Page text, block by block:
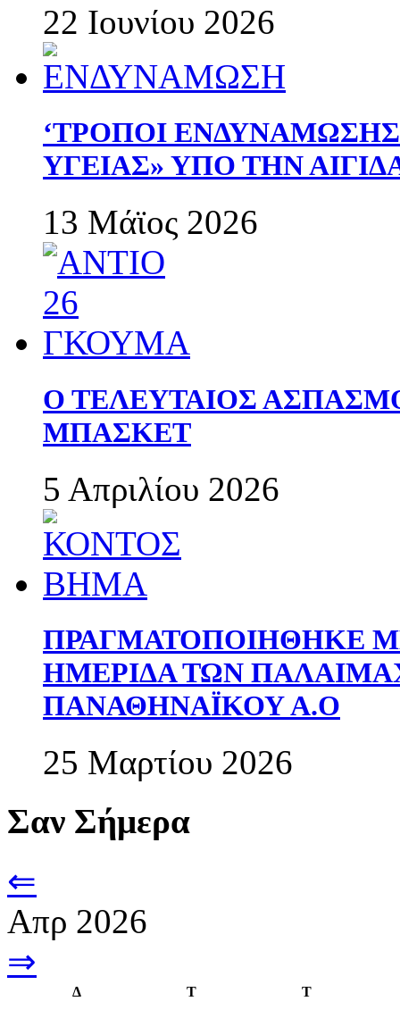
22 Ιουνίου 2026
‘ΤΡΟΠΟΙ
ΥΓΕΙΑΣ» ΥΠΟ ΤΗΝ
13 Μάϊος 2026
Ο ΤΕΛΕΥΤΑΙΟΣ
ΜΠΑΣΚΕΤ
5 Απριλίου 2026
ΠΡΑΓΜΑΤΟΠΟΙΗΘΗΚΕ
ΗΜΕΡΙΔΑ ΤΩΝ
ΠΑΝΑΘΗΝΑΪΚΟΥ Α.Ο
25 Μαρτίου 2026
Σαν Σήμερα
⇐
Απρ 2026
⇒
Δ Τ Τ